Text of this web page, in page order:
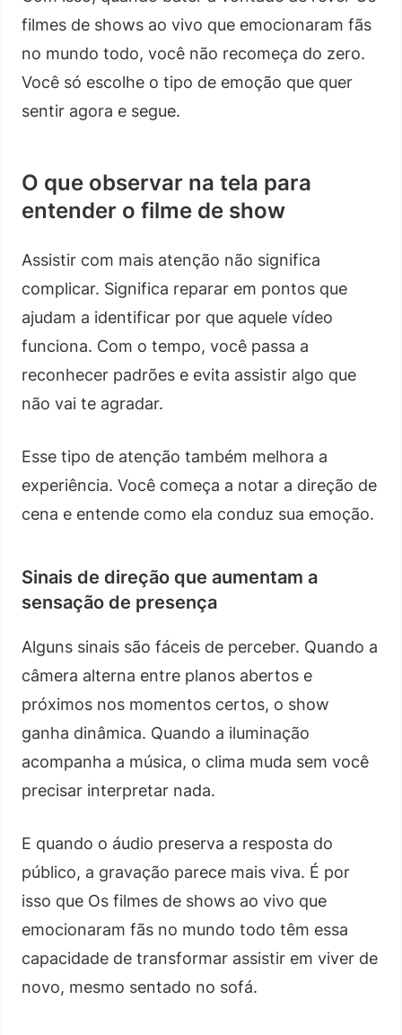
filmes de shows ao vivo que emocionaram fãs
no mundo todo, você não recomeça do zero.
Você só escolhe o tipo de emoção que quer
sentir agora e segue.
O que observar na tela para
entender o filme de show
Assistir com mais atenção não significa
complicar. Significa reparar em pontos que
ajudam a identificar por que aquele vídeo
funciona. Com o tempo, você passa a
reconhecer padrões e evita assistir algo que
não vai te agradar.
Esse tipo de atenção também melhora a
experiência. Você começa a notar a direção de
cena e entende como ela conduz sua emoção.
Sinais de direção que aumentam a
sensação de presença
Alguns sinais são fáceis de perceber. Quando a
câmera alterna entre planos abertos e
próximos nos momentos certos, o show
ganha dinâmica. Quando a iluminação
acompanha a música, o clima muda sem você
precisar interpretar nada.
E quando o áudio preserva a resposta do
público, a gravação parece mais viva. É por
isso que Os filmes de shows ao vivo que
emocionaram fãs no mundo todo têm essa
capacidade de transformar assistir em viver de
novo, mesmo sentado no sofá.